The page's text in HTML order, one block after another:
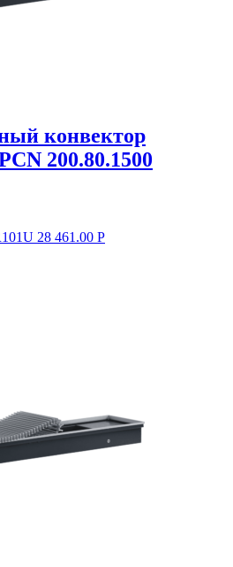
конвектор
200.80.1500
28 461.00 Р